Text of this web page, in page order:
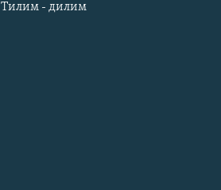
Тилим - дилим